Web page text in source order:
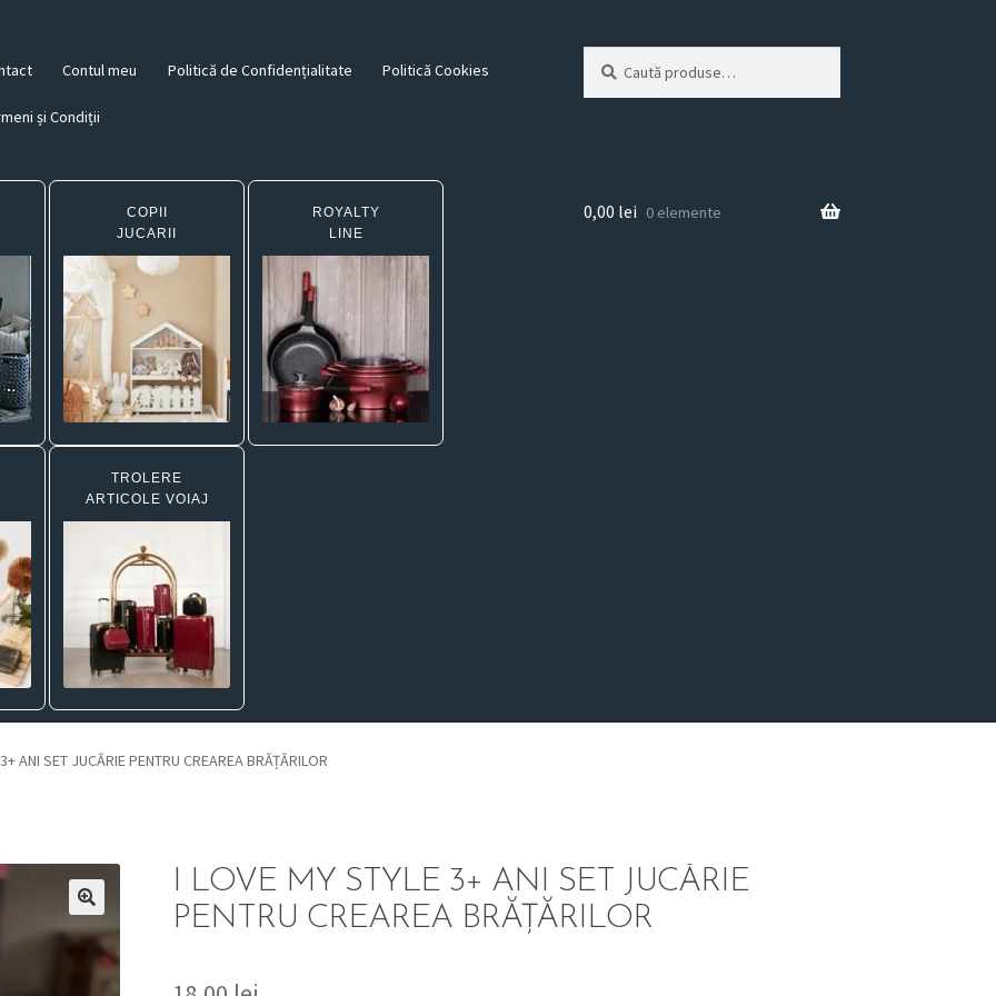
Contul meu Politică de Confidențialitate Politică Cookies
și Condiții
după:
COPII
JUCARII
ROYALTY
LINE
TROLERE
ARTICOLE VOIAJ
0,00 lei 0 elemente
ANI SET JUCĂRIE PENTRU CREAREA BRĂȚĂRILOR
I LOVE MY STYLE 3+ ANI SET JUCĂRIE
PENTRU CREAREA BRĂȚĂRILOR